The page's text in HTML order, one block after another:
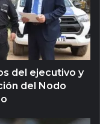
del ejecutivo y
del Nodo